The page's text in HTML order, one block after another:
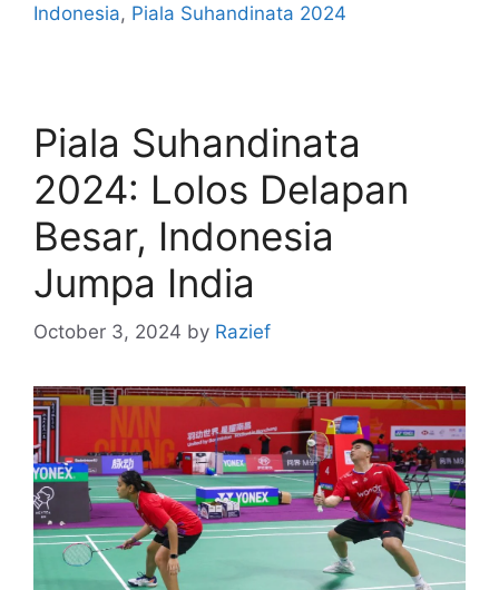
Indonesia, Piala Suhandinata 2024
Piala Suhandinata
2024: Lolos Delapan
Besar, Indonesia
Jumpa India
October 3, 2024 by Razief